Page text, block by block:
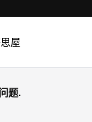
屋
题.